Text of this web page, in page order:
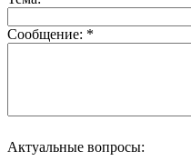
Сообщение: *
Актуальные вопросы: